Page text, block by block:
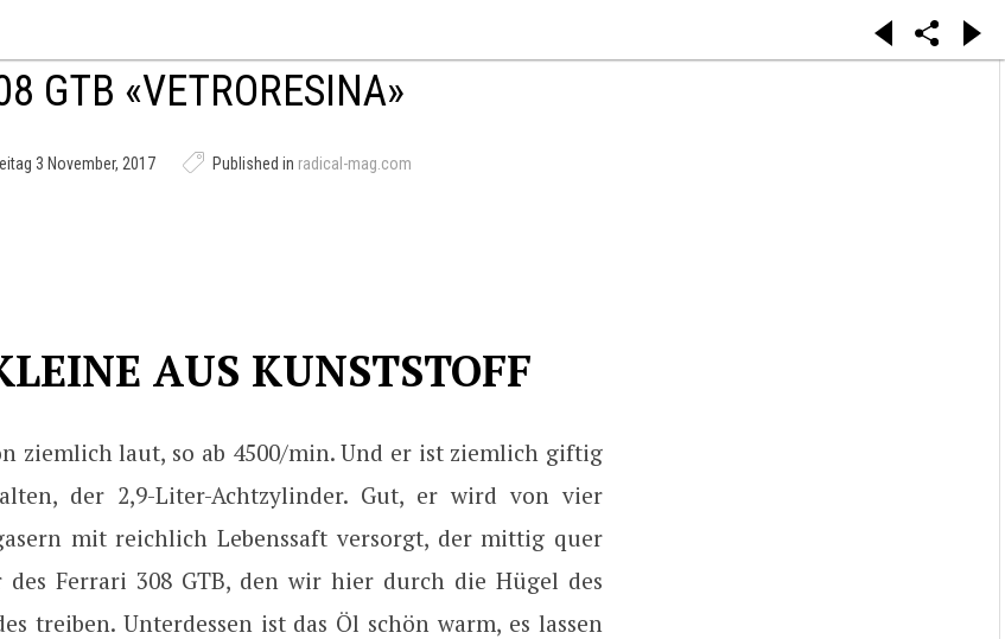
GTB «VETRORESINA»
3 November, 2017 Published in radical-mag.com
AUS KUNSTSTOFF
ziemlich laut, so ab 4500/min. Und er ist ziemlich giftig
der 2,9-Liter-Achtzylinder. Gut, er wird von vier
mit reichlich Lebenssaft versorgt, der mittig quer
des Ferrari 308 GTB, den wir hier durch die Hügel des
treiben. Unterdessen ist das Öl schön warm, es lassen